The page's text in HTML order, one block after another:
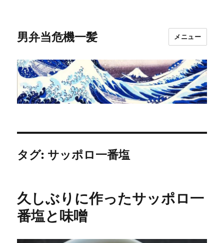
男弁当危機一髪 メニュー
タグ: サッポロ一番塩
久しぶりに作ったサッポロ一
番塩と味噌